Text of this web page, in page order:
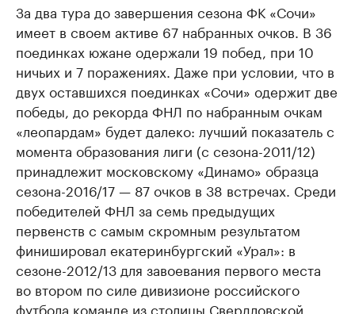
За два тура до завершения сезона ФК «Сочи»
имеет в своем активе 67 набранных очков. В 36
поединках южане одержали 19 побед, при 10
ничьих и 7 поражениях. Даже при условии, что в
двух оставшихся поединках «Сочи» одержит две
победы, до рекорда ФНЛ по набранным очкам
«леопардам» будет далеко: лучший показатель с
момента образования лиги (с сезона-2011/12)
принадлежит московскому «Динамо» образца
сезона-2016/17 — 87 очков в 38 встречах. Среди
победителей ФНЛ за семь предыдущих
первенств с самым скромным результатом
финишировал екатеринбургский «Урал»: в
сезоне-2012/13 для завоевания первого места
во втором по силе дивизионе российского
футбола команде из столицы Свердловской